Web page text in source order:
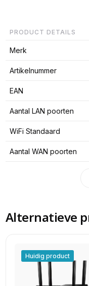
PRODUCT DETAILS
Merk
Artikelnummer
EAN
Aantal LAN poorten
WiFi Standaard
Aantal WAN poorten
Alternatieve
Huidig product